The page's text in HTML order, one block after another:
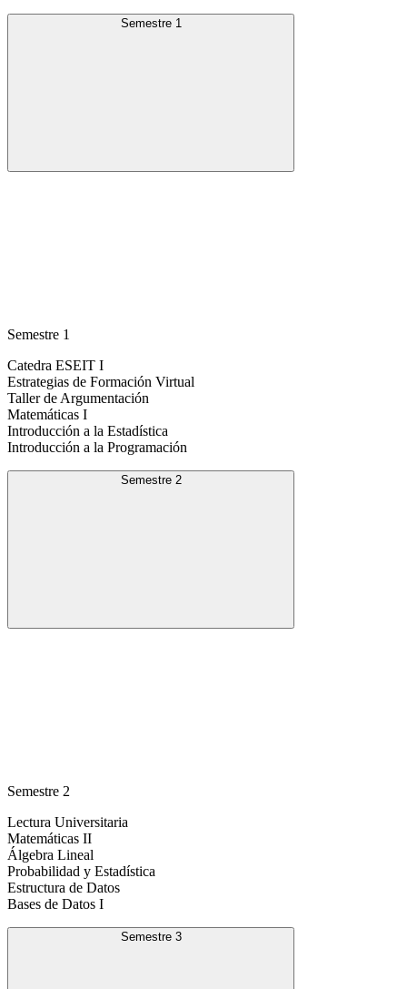
Semestre 1
Semestre 1
Catedra ESEIT I
Estrategias de Formación Virtual
Taller de Argumentación
Matemáticas I
Introducción a la Estadística
Introducción a la Programación
Semestre 2
Semestre 2
Lectura Universitaria
Matemáticas II
Álgebra Lineal
Probabilidad y Estadística
Estructura de Datos
Bases de Datos I
Semestre 3